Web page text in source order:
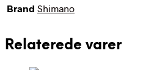
Brand Shimano
Relaterede varer